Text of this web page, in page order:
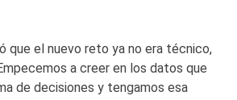
que el nuevo reto ya no era técnico,
a creer en los datos que
de decisiones y tengamos esa